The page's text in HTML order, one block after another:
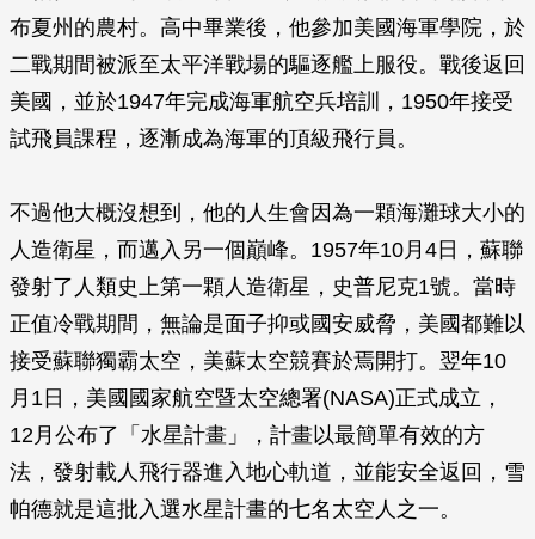
布夏州的農村。高中畢業後，他參加美國海軍學院，於
二戰期間被派至太平洋戰場的驅逐艦上服役。戰後返回
美國，並於1947年完成海軍航空兵培訓，1950年接受
試飛員課程，逐漸成為海軍的頂級飛行員。
不過他大概沒想到，他的人生會因為一顆海灘球大小的
人造衛星，而邁入另一個巔峰。1957年10月4日，蘇聯
發射了人類史上第一顆人造衛星，史普尼克1號。當時
正值冷戰期間，無論是面子抑或國安威脅，美國都難以
接受蘇聯獨霸太空，美蘇太空競賽於焉開打。翌年10
月1日，美國國家航空暨太空總署(NASA)正式成立，
12月公布了「水星計畫」，計畫以最簡單有效的方
法，發射載人飛行器進入地心軌道，並能安全返回，雪
帕德就是這批入選水星計畫的七名太空人之一。